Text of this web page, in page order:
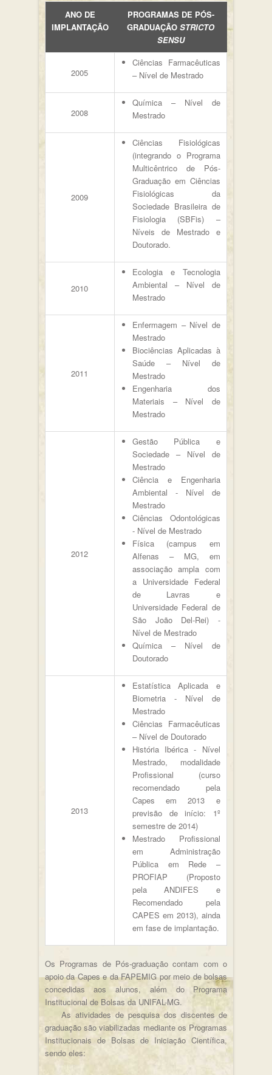
ANO DE
IMPLANTAÇÃO
PROGRAMAS DE PÓS-
GRADUAÇÃO STRICTO
SENSU
2005
Ciências Farmacêuticas
– Nível de Mestrado
2008
Química – Nível de
Mestrado
2009
Ciências Fisiológicas
(integrando o Programa
Multicêntrico de Pós-
Graduação em Ciências
Fisiológicas da
Sociedade Brasileira de
Fisiologia (SBFis) –
Níveis de Mestrado e
Doutorado.
2010
Ecologia e Tecnologia
Ambiental – Nível de
Mestrado
2011
Enfermagem – Nível de
Mestrado
Biociências Aplicadas à
Saúde – Nível de
Mestrado
Engenharia dos
Materiais – Nível de
Mestrado
2012
Gestão Pública e
Sociedade – Nível de
Mestrado
Ciência e Engenharia
Ambiental - Nível de
Mestrado
Ciências Odontológicas
- Nível de Mestrado
Física (campus em
Alfenas – MG, em
associação ampla com
a Universidade Federal
de Lavras e
Universidade Federal de
São João Del-Rei) -
Nível de Mestrado
Química – Nível de
Doutorado
2013
Estatística Aplicada e
Biometria - Nível de
Mestrado
Ciências Farmacêuticas
– Nível de Doutorado
História Ibérica - Nível
Mestrado, modalidade
Profissional (curso
recomendado pela
Capes em 2013 e
previsão de início: 1º
semestre de 2014)
Mestrado Profissional
em Administração
Pública em Rede –
PROFIAP (Proposto
pela ANDIFES e
Recomendado pela
CAPES em 2013), ainda
em fase de implantação.
Os Programas de Pós-graduação contam com o
apoio da Capes e da FAPEMIG por meio de bolsas
concedidas aos alunos, além do Programa
Institucional de Bolsas da UNIFAL-MG.
As atividades de pesquisa dos discentes de
graduação são viabilizadas mediante os Programas
Institucionais de Bolsas de Iniciação Científica,
sendo eles: